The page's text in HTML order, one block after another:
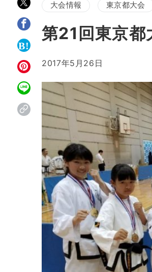
大会情報 東京都大会
第21回東京都
2017年5月26日